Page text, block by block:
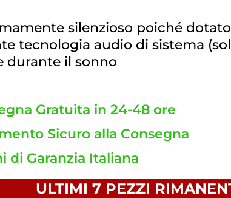
silenzioso poiché
tecnologia audio di sistema
durante il sonno
Gratuita in 24-48 ore
Sicuro alla Consegna
di Garanzia Italiana
ULTIMI 7 PEZZI